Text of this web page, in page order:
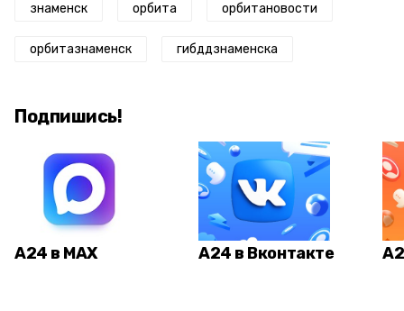
знаменск орбита орбитановости
орбитазнаменск гибддзнаменска
Подпишись!
А24 в MAX А24 в Вконтакте